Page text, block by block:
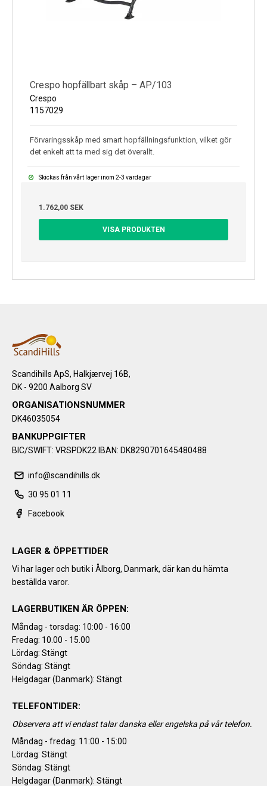
Crespo hopfällbart skåp – AP/103
Crespo
1157029
Förvaringsskåp med smart hopfällningsfunktion, vilket gör
det enkelt att ta med sig det överallt.
Skickas från vårt lager inom 2-3 vardagar
1.762,00 SEK
VISA PRODUKTEN
Scandihills ApS, Halkjærvej 16B,
DK - 9200 Aalborg SV
ORGANISATIONSNUMMER
DK46035054
BANKUPPGIFTER
BIC/SWIFT: VRSPDK22 IBAN: DK8290701645480488
info@scandihills.dk
30 95 01 11
Facebook
LAGER & ÖPPETTIDER
Vi har lager och butik i Ålborg, Danmark, där kan du hämta
beställda varor.
LAGERBUTIKEN ÄR ÖPPEN:
Måndag - torsdag: 10:00 - 16:00
Fredag: 10.00 - 15.00
Lördag: Stängt
Söndag: Stängt
Helgdagar (Danmark): Stängt
TELEFONTIDER:
Observera att vi endast talar danska eller engelska på vår telefon.
Måndag - fredag: 11:00 - 15:00
Lördag: Stängt
Söndag: Stängt
Helgdagar (Danmark): Stängt